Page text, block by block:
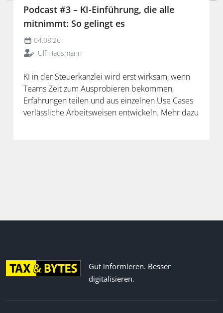
Podcast #3 – KI-Einführung, die alle
mitnimmt: So gelingt es
04.08.26
Ulf Hausmann
KI in der Steuerkanzlei wird erst wirksam, wenn
Teams Zeit zum Ausprobieren bekommen,
Erfahrungen teilen und aus einzelnen Use Cases
verlässliche Arbeitsweisen entwickeln. Mehr dazu
Gut informieren. Besser
digitalisieren.